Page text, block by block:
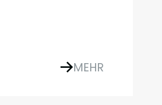
MEHR